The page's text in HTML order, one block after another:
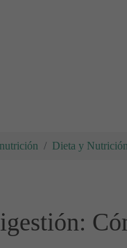
Dieta y Nutrición